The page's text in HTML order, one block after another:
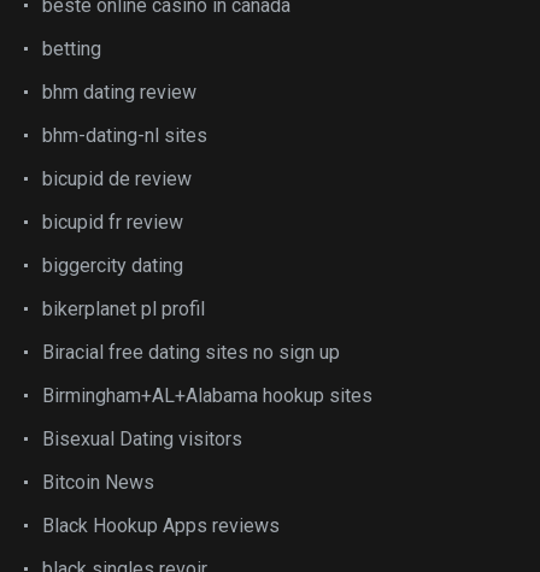
beste online casino in canada
betting
bhm dating review
bhm-dating-nl sites
bicupid de review
bicupid fr review
biggercity dating
bikerplanet pl profil
Biracial free dating sites no sign up
Birmingham+AL+Alabama hookup sites
Bisexual Dating visitors
Bitcoin News
Black Hookup Apps reviews